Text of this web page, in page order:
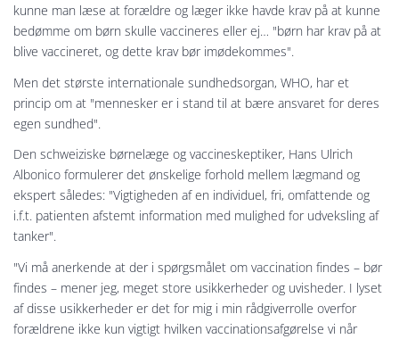
kunne man læse at forældre og læger ikke havde krav på at kunne
bedømme om børn skulle vaccineres eller ej… "børn har krav på at
blive vaccineret, og dette krav bør imødekommes".
Men det største internationale sundhedsorgan, WHO, har et
princip om at "mennesker er i stand til at bære ansvaret for deres
egen sundhed".
Den schweiziske børnelæge og vaccineskeptiker, Hans Ulrich
Albonico formulerer det ønskelige forhold mellem lægmand og
ekspert således: "Vigtigheden af en individuel, fri, omfattende og
i.f.t. patienten afstemt information med mulighed for udveksling af
tanker".
"Vi må anerkende at der i spørgsmålet om vaccination findes – bør
findes – mener jeg, meget store usikkerheder og uvisheder. I lyset
af disse usikkerheder er det for mig i min rådgiverrolle overfor
forældrene ikke kun vigtigt hvilken vaccinationsafgørelse vi når